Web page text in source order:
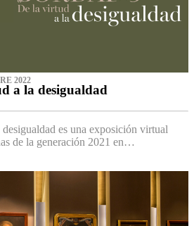
2022
a la desigualdad
es una exposición virtual
de la generación 2021 en…